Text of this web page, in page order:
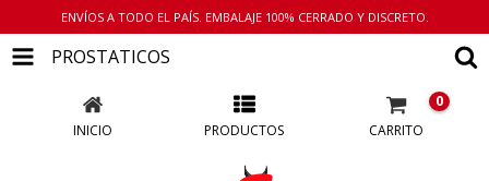
ENVÍOS A TODO EL PAÍS. EMBALAJE 100% CERRADO Y DISCRETO.
PROSTATICOS
INICIO PRODUCTOS CARRITO
0